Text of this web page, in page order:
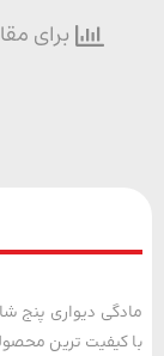
برای
ترین محصولات